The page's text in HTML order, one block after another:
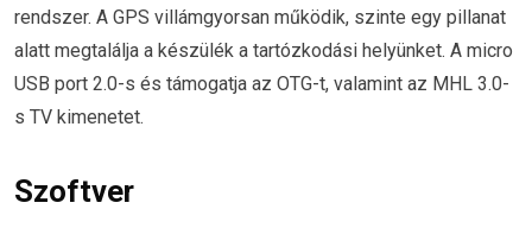
rendszer. A GPS villámgyorsan működik, szinte egy pillanat
alatt megtalálja a készülék a tartózkodási helyünket. A micro
USB port 2.0-s és támogatja az OTG-t, valamint az MHL 3.0-
s TV kimenetet.
Szoftver